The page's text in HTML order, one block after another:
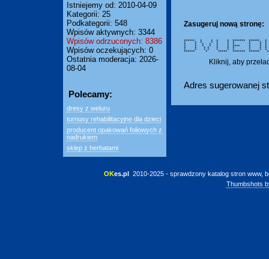
Istniejemy od: 2010-04-09
Kategorii: 25
Podkategorii: 548
Wpisów aktywnych: 3344
Wpisów odrzuconych: 8386
Wpisów oczekujących: 0
Ostatnia moderacja: 2026-
08-04
Polecamy:
dresy z weluru
turnusy rehabilitacyjne dla dzieci
producent opakowań foliowych z
nadrukiem
sklep z herbatami
Zasugeruj nową stronę:
****** * * * * *******
* * * * * * * * *
* * * * * * * * *
* * * * * * **** * *
* * * * * * * * *
* * * * * * * * *
****** * ***** ******* ******
Kliknij, aby
Adres sugerowanej
OKes.pl 2010-2025 - sprawdzony katalog stron www,
Thumbshots